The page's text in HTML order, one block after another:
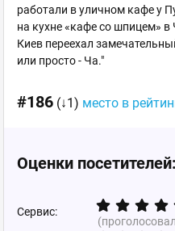
работали в уличном кафе у
на кухне «кафе со шпицем»
Киев переехал
или просто - Ча."
#186 (↓1) место в
Оценки посетителей:
Сервис: